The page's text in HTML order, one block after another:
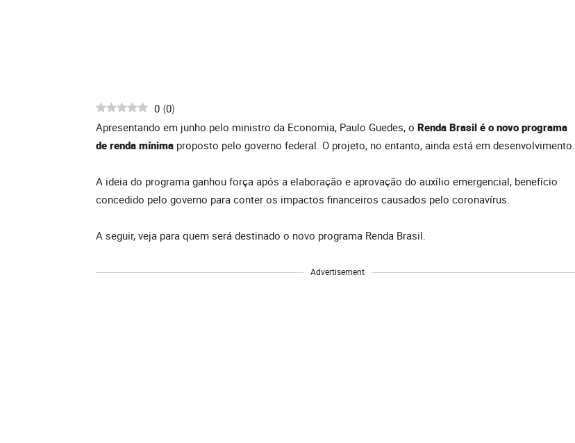
0 (0)
Apresentando em junho pelo ministro da Economia, Paulo Guedes, o Renda Brasil é o novo programa
de renda mínima proposto pelo governo federal. O projeto, no entanto, ainda está em desenvolvimento.
A ideia do programa ganhou força após a elaboração e aprovação do auxílio emergencial, benefício
concedido pelo governo para conter os impactos financeiros causados pelo coronavírus.
A seguir, veja para quem será destinado o novo programa Renda Brasil.
Advertisement